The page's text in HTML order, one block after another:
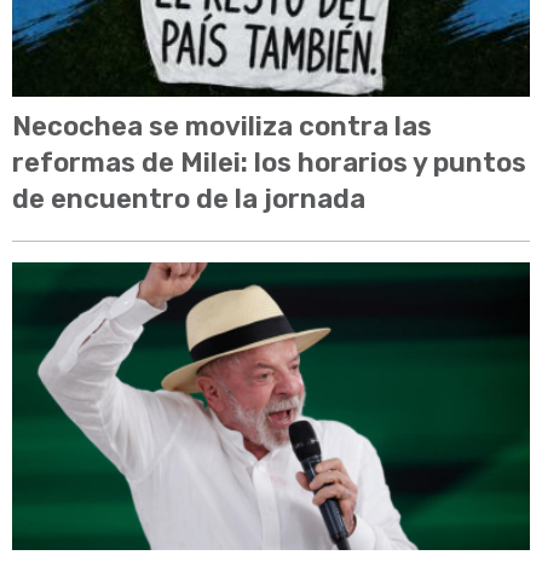
Necochea se moviliza contra las
reformas de Milei: los horarios y puntos
de encuentro de la jornada